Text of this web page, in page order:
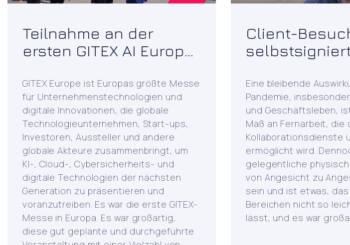
Teilnahme an der
ersten GITEX AI Europe
GITEX Europe ist Europas größte Messe
für Unternehmenstechnologien und
digitale Innovationen, die globale
Technologieunternehmen, Start-ups,
Investoren, Aussteller und andere
globale Akteure zusammenbringt, um
KI-, Cloud-, Cybersicherheits- und
digitale Technologien der nächsten
Generation zu präsentieren und
voranzutreiben. Es war die erste GITEX-
Messe in Europa. Es war großartig,
diese gut geplante und durchgeführte
Client-
Eine bleibende
Pandemie,
und Geschäftsleben,
Maß an Fernarbeit, die
Kollaborationsdienste
ermöglicht wird.
gelegentliche
von Angesicht zu
sein und ist etwas,
Bereichen nicht so
lässt, und es war